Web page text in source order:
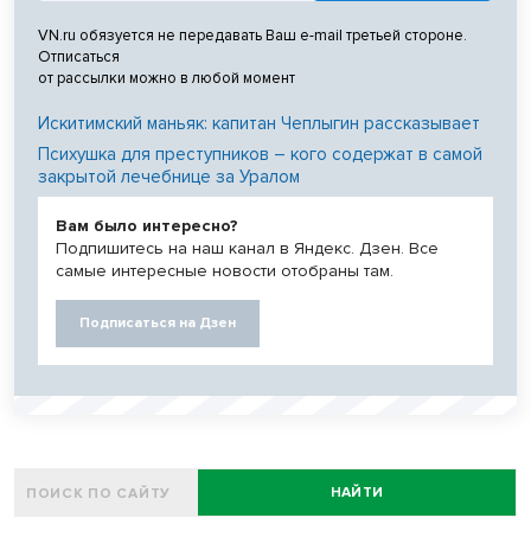
VN.ru обязуется не передавать Ваш e-mail третьей стороне.
Отписаться
от рассылки можно в любой момент
Искитимский маньяк: капитан Чеплыгин рассказывает
Психушка для преступников – кого содержат в самой
закрытой лечебнице за Уралом
Вам было интересно?
Подпишитесь на наш канал в Яндекс. Дзен. Все
самые интересные новости отобраны там.
Подписаться на Дзен
НАЙТИ